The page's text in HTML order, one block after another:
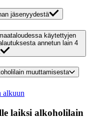
jäsenyydestä
käytettyjen
annetun lain 4
muuttamisesta
alkuun
laiksi alkoholilain